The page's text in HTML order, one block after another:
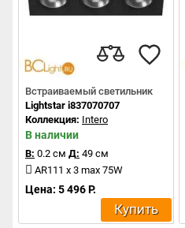
Встраиваемый светильник
Lightstar i837070707
Коллекция: Intero
В наличии
В: 0.2 см Д: 49 см
AR111 x 3 max 75W
Цена: 5 496 Р.
Купить